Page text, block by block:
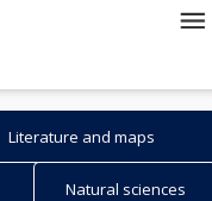
Literature and maps
Natural sciences